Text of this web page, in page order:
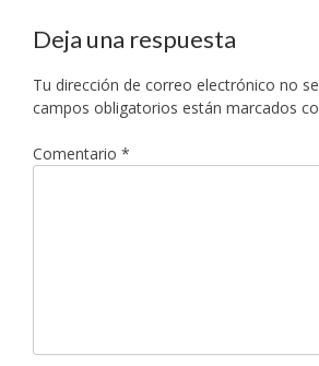
Deja una respuesta
Tu dirección de correo electrónico no
campos obligatorios están marcados
Comentario *